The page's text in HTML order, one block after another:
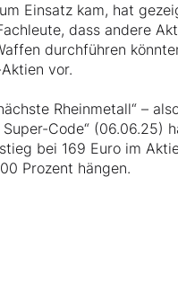
Einsatz kam, hat
dass andere
durchführen
vor.
Rheinmetall“ –
Code“ (06.06.25)
bei 169 Euro im
Prozent hängen.